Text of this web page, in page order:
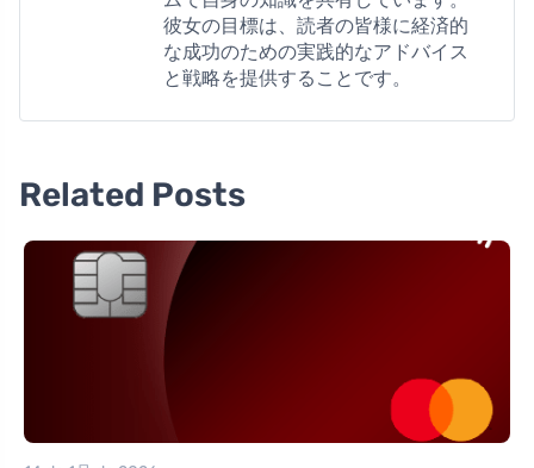
彼女の目標は、読者の皆様に経済的
な成功のための実践的なアドバイス
と戦略を提供することです。
Related Posts